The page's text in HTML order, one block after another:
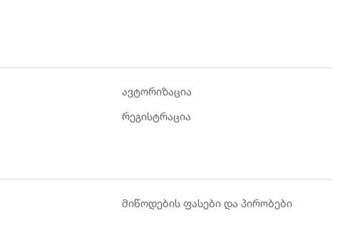
ავტორიზაცია
რეგისტრაცია
მიწოდების ფასები და პირობები